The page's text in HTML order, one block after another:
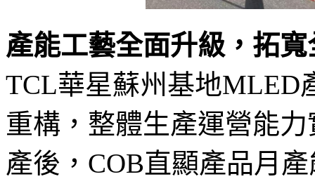
產能工藝全面升級，拓
TCL華星蘇州基地MLED
重構，整體生產運營能
產後，COB直顯產品月